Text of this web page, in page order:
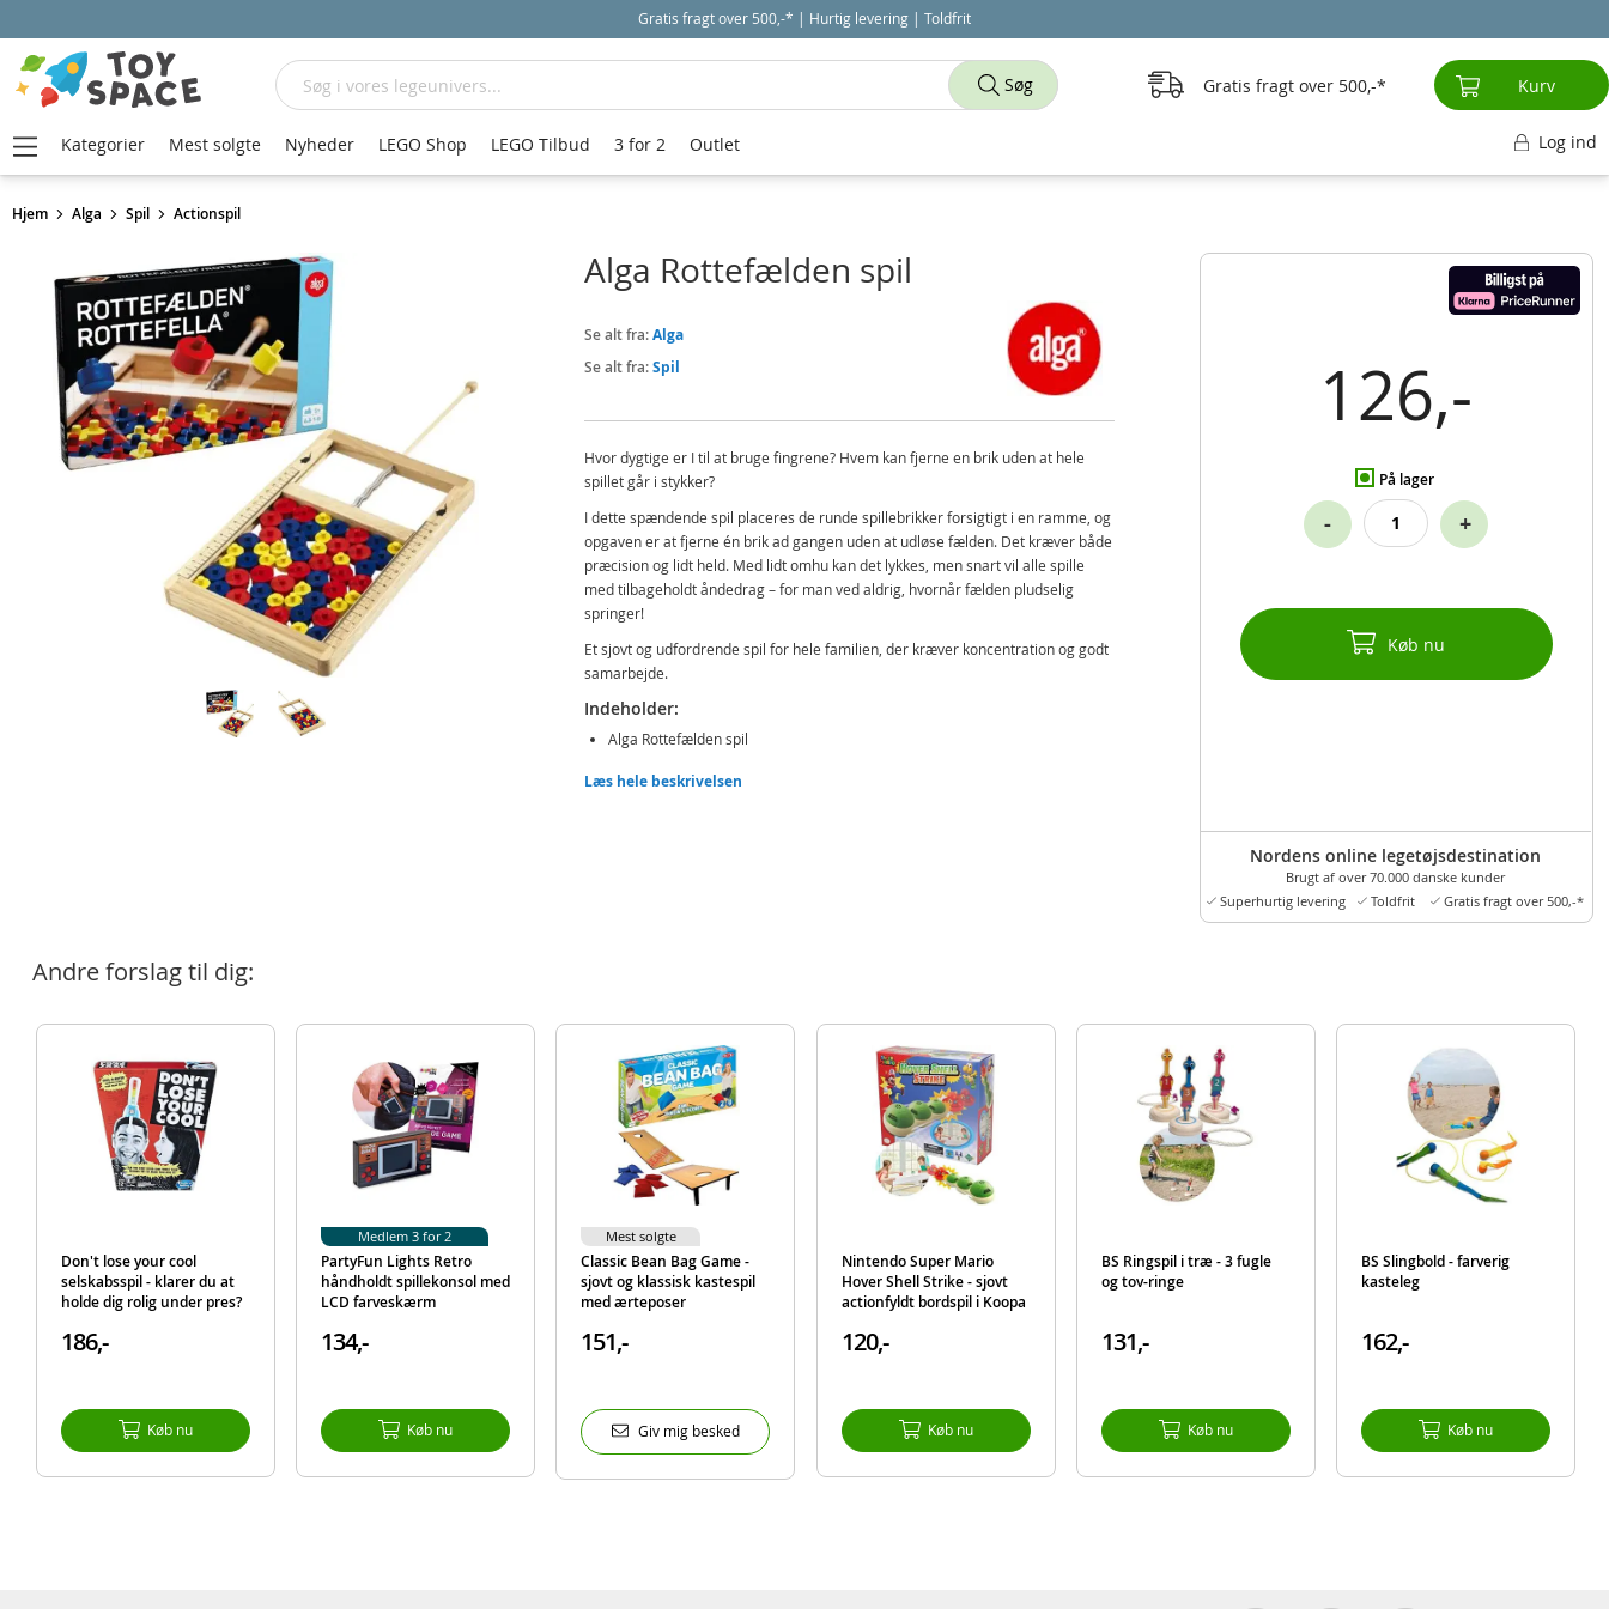
Gratis fragt over 500,-* | Hurtig levering | Toldfrit
Hjem Alga Spil Actionspil
126,-
På lager
- +
Køb nu
Nordens online legetøjsdestination
Brugt af over 70.000 danske kunder
Superhurtig levering
Toldfrit Gratis fragt over 500,-*
Alga Rottefælden spil
Se alt fra:Alga
Se alt fra:Spil
Hvor dygtige er I til at bruge fingrene? Hvem kan fjerne en brik uden at hele
spillet går i stykker?
I dette spændende spil placeres de runde spillebrikker forsigtigt i en ramme, og
opgaven er at fjerne én brik ad gangen uden at udløse fælden. Det kræver både
præcision og lidt held. Med lidt omhu kan det lykkes, men snart vil alle spille
med tilbageholdt åndedrag – for man ved aldrig, hvornår fælden pludselig
springer!
Et sjovt og udfordrende spil for hele familien, der kræver koncentration og godt
samarbejde.
Indeholder:
Alga Rottefælden spil
Detaljer:
Læs hele beskrivelsen
Andre forslag til dig:
Don't lose your cool
selskabsspil - klarer du at
holde dig rolig under pres?
186,-
Køb nu
PartyFun Lights Retro
håndholdt spillekonsol med
LCD farveskærm
134,-
Køb nu
Medlem 3 for 2
Classic Bean Bag Game -
sjovt og klassisk kastespil
med ærteposer
151,-
Giv mig besked
Mest solgte
Nintendo Super Mario
Hover Shell Strike - sjovt
actionfyldt bordspil i Koopa
120,-
Køb nu
BS Ringspil i træ - 3 fugle
og tov-ringe
131,-
Køb nu
BS Slingbold - farverig
kasteleg
162,-
Køb nu
Søg
Søg Gratis fragt over 500,- Kurv
Kategorier Mest solgte Nyheder LEGO Shop LEGO Tilbud 3 for 2 Outlet Log ind